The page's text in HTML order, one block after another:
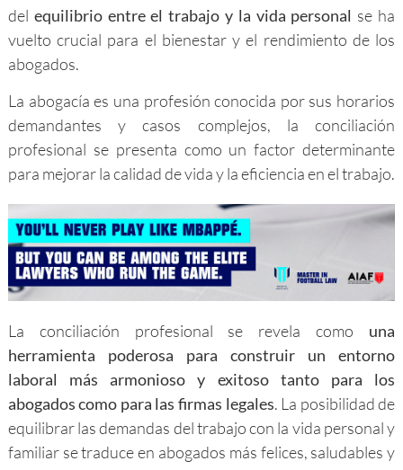
del equilibrio entre el trabajo y la vida personal se ha
vuelto crucial para el bienestar y el rendimiento de los
abogados.
La abogacía es una profesión conocida por sus horarios
demandantes y casos complejos, la conciliación
profesional se presenta como un factor determinante
para mejorar la calidad de vida y la eficiencia en el trabajo.
La conciliación profesional se revela como una
herramienta poderosa para construir un entorno
laboral más armonioso y exitoso tanto para los
abogados como para las firmas legales. La posibilidad de
equilibrar las demandas del trabajo con la vida personal y
familiar se traduce en abogados más felices, saludables y